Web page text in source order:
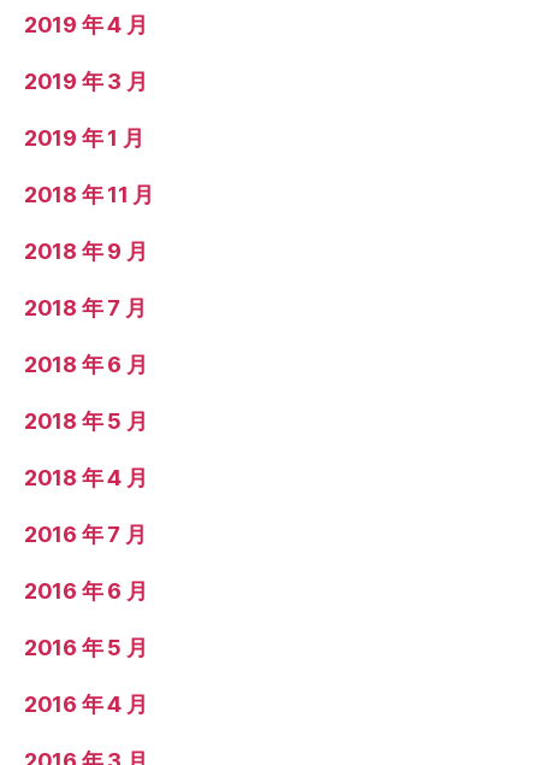
2019 年 4 月
2019 年 3 月
2019 年 1 月
2018 年 11 月
2018 年 9 月
2018 年 7 月
2018 年 6 月
2018 年 5 月
2018 年 4 月
2016 年 7 月
2016 年 6 月
2016 年 5 月
2016 年 4 月